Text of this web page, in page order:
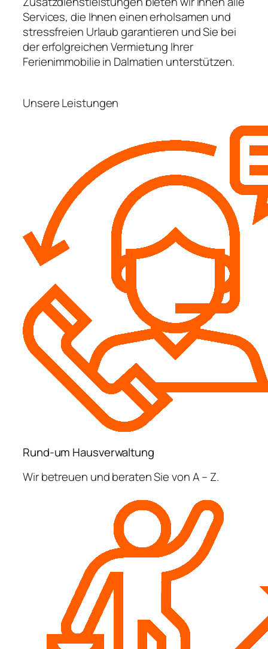
Services, die Ihnen einen erholsamen und
stressfreien Urlaub garantieren und Sie bei
der erfolgreichen Vermietung Ihrer
Ferienimmobilie in Dalmatien unterstützen.
Unsere Leistungen
Rund-um Hausverwaltung
Wir betreuen und beraten Sie von A – Z.